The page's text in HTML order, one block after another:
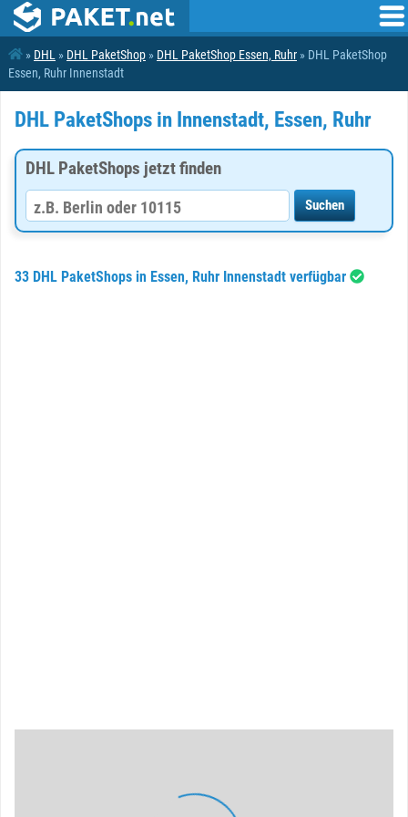
» DHL » DHL PaketShop » DHL PaketShop Essen, Ruhr » DHL PaketShop
Essen, Ruhr Innenstadt
DHL PaketShops in Innenstadt, Essen, Ruhr
DHL PaketShops jetzt finden
33 DHL PaketShops in Essen, Ruhr Innenstadt verfügbar